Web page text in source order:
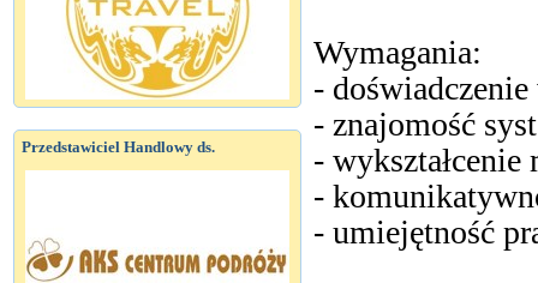
Przedstawiciel Handlowy ds.
Wymagania:
-
- znajomość
- wykształcenie
-
- umiejętność